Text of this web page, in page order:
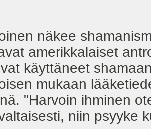
näkee
amerikkalaiset
käyttäneet
mukaan
"Harvoin ihminen
niin psyyke